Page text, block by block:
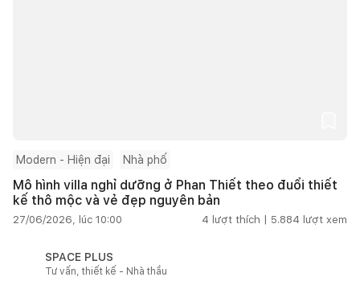
Modern - Hiện đại Nhà phố
Mô hình villa nghỉ dưỡng ở Phan Thiết theo đuổi thiết
kế thô mộc và vẻ đẹp nguyên bản
27/06/2026, lúc 10:00 4 lượt thích | 5.884 lượt xem
SPACE PLUS
Tư vấn, thiết kế - Nhà thầu